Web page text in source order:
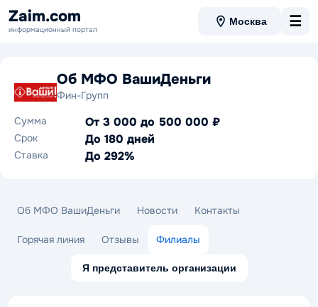
Zaim.com
информационный портал
Москва ☰
Об МФО ВашиДеньги
Фин-Групп
Сумма
От 3 000 до 500 000 ₽
Срок До 180 дней
Ставка До 292%
Об МФО ВашиДеньги Новости Контакты
Горячая линия Отзывы Филиалы
Я представитель организации